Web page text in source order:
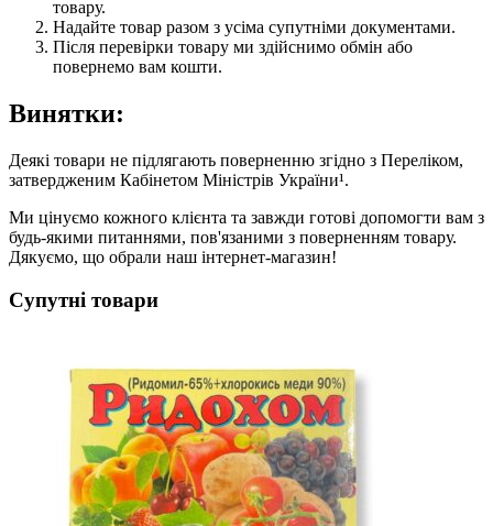
товару.
Надайте товар разом з усіма супутніми документами.
Після перевірки товару ми здійснимо обмін або
повернемо вам кошти.
Винятки:
Деякі товари не підлягають поверненню згідно з Переліком,
затвердженим Кабінетом Міністрів України¹.
Ми цінуємо кожного клієнта та завжди готові допомогти вам з
будь-якими питаннями, пов'язаними з поверненням товару.
Дякуємо, що обрали наш інтернет-магазин!
Супутні товари